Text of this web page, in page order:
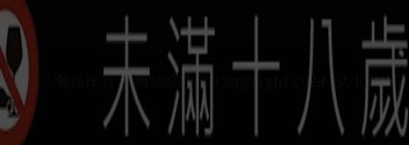
負責：葡晶洋酒 / 網站設計 Ⓒ Copyright 2024,